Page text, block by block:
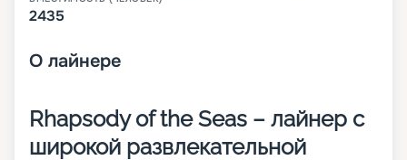
2435
О лайнере
Rhapsody of the Seas – лайнер с
широкой развлекательной